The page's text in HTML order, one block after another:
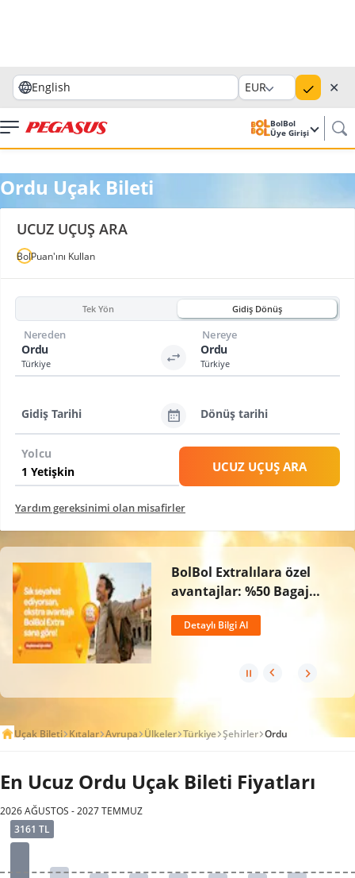
English EUR ✕
BolBol
Üye Girişi
Ordu Uçak Bileti
UCUZ UÇUŞ ARA
BolPuan'ını Kullan
Tek Yön Gidiş Dönüş
Ordu
Türkiye
Nereden
Ordu
Türkiye
Nereye
Gidiş Tarihi Dönüş tarihi
Yolcu
UCUZ UÇUŞ ARA
Yardım gereksinimi olan misafirler
BolBol Extralılara özel
avantajlar: %50 Bagaj
Hakkı ve 2 Kat BolPuan!
Detaylı Bilgi Al
Uçak Bileti Kıtalar Avrupa Ülkeler Türkiye Şehirler Ordu
En Ucuz Ordu Uçak Bileti Fiyatları
2026 AĞUSTOS - 2027 TEMMUZ